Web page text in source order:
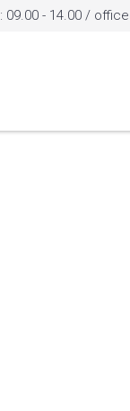
09.00 - 14.00 /